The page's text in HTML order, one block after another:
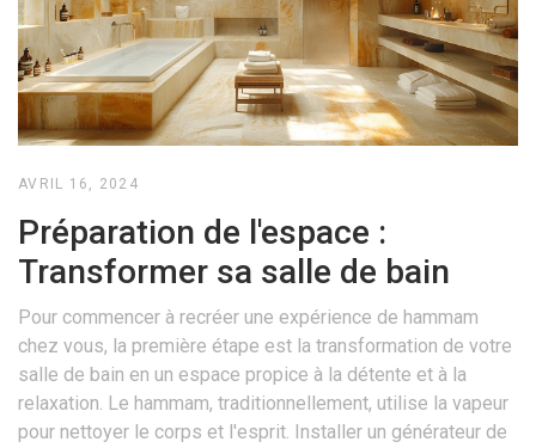
AVRIL 16, 2024
Préparation de l'espace :
Transformer sa salle de bain
Pour commencer à recréer une expérience de hammam
chez vous, la première étape est la transformation de votre
salle de bain en un espace propice à la détente et à la
relaxation. Le hammam, traditionnellement, utilise la vapeur
pour nettoyer le corps et l'esprit. Installer un générateur de